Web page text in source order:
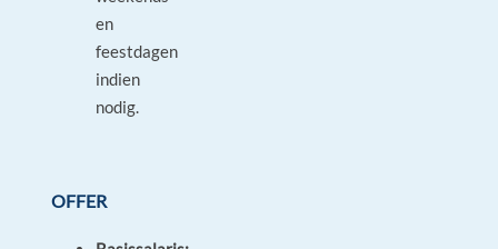
en
feestdagen
indien
nodig.
OFFER